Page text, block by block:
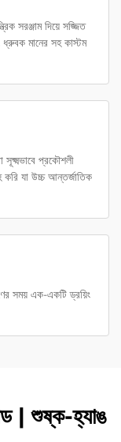
সরঞ্জাম দিয়ে সজ্জিত
মানের সহ কাস্টম
প্রকৌশলী
করি যা উচ্চ আন্তর্জাতিক
সময় এক-একটি ড্রয়িং
| শুষ্ক-হ্যাঙ